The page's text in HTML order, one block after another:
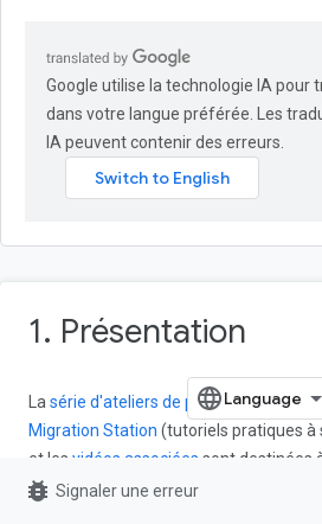
Google utilise la technologie IA pour
dans votre langue préférée. Les
IA peuvent contenir des erreurs.
1. Présentation
La série d'ateliers de programmation
Migration Station (tutoriels pratiques à
et les vidéos associées sont destinées
Google Cloud sans serveur
bug_report Signaler une erreur